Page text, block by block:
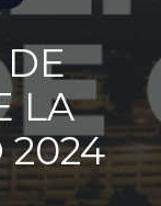
LA
2024